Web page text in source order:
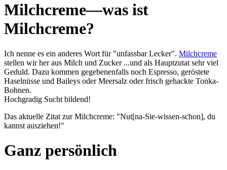
Milchcreme—was ist
Milchcreme?
Ich nen­ne es ein anderes Wort für "un­fass­bar Lec­ker". Milch­creme
stel­len wir her aus Milch und Zucker ...und als Haupt­zu­tat sehr viel
Ge­duld. Dazu kom­men ge­ge­be­nen­falls noch Es­presso, ge­rös­tete
Hasel­nüsse und Baileys oder Meer­salz oder frisch gehackte Tonka-
Boh­nen.
Hochgradig Sucht bildend!
Das aktuelle Zitat zur Milchcreme: "Nut[na-Sie-wissen-schon], du
kannst ausziehen!"
Ganz persönlich